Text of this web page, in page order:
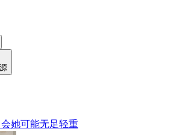
她可能无足轻重